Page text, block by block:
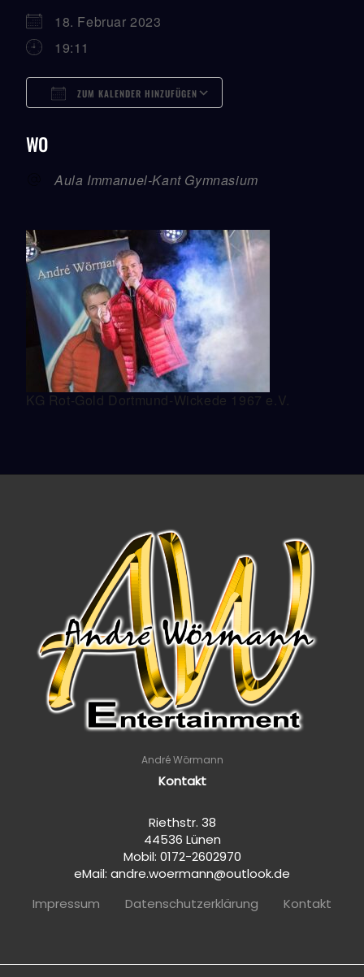
18. Februar 2023
19:11
ZUM KALENDER HINZUFÜGEN
WO
Aula Immanuel-Kant Gymnasium
KG Rot-Gold Dortmund-Wickede 1967 e.V.
André Wörmann
Kontakt
Riethstr. 38
44536 Lünen
Mobil: 0172-2602970
eMail: andre.woermann@outlook.de
Impressum
Datenschutzerklärung Kontakt